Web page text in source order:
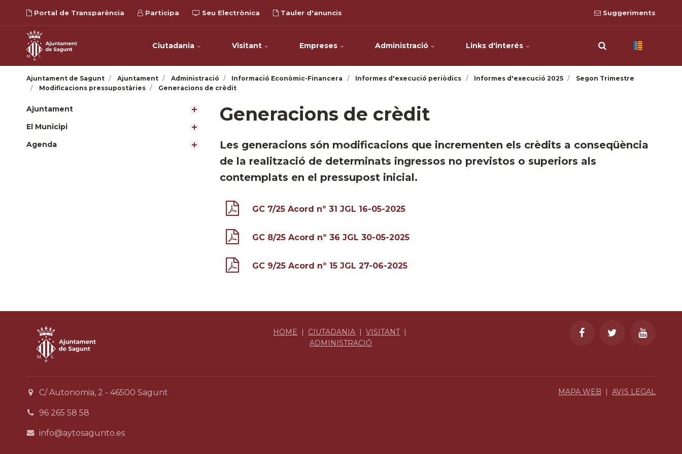
Portal de Transparència Participa Seu Electrònica Tauler d'anuncis Suggeriments
Ciutadania Visitant Empreses Administració Links d'interés
Ajuntament de Sagunt Ajuntament Administració Informació Econòmic-Financera Informes d'execució periòdics Informes d'execució 2025
Segon Trimestre
Modificacions pressupostàries
Generacions de crèdit
Ajuntament
El Municipi
Agenda
Generacions de crèdit
Les generacions són modificacions que incrementen els crèdits a conseqüència
de la realització de determinats ingressos no previstos o superiors als
contemplats en el pressupost inicial.
GC 7/25 Acord nº 31 JGL 16-05-2025
GC 8/25 Acord nº 36 JGL 30-05-2025
GC 9/25 Acord nº 15 JGL 27-06-2025
HOME | CIUTADANIA |VISITANT|
ADMINISTRACIÓ
C/ Autonomia, 2 - 46500 Sagunt
96 265 58 58
info@aytosagunto.es
MAPA WEB | AVIS LEGAL